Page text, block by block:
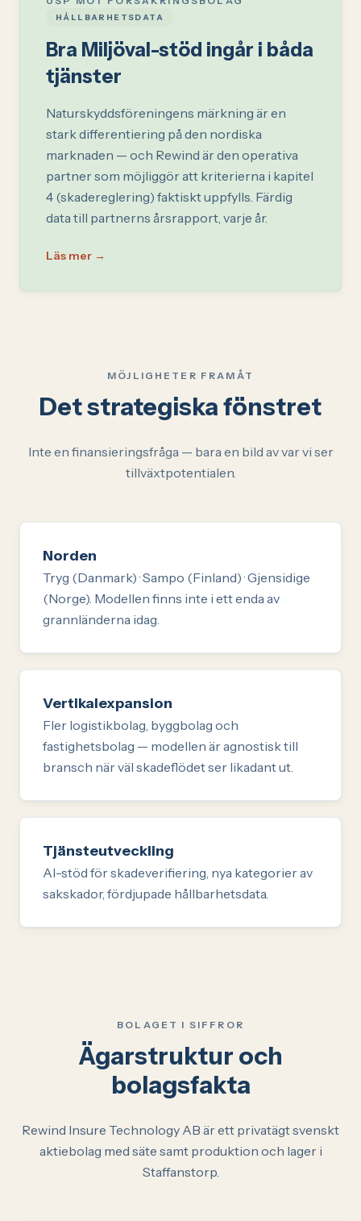
HÅLLBARHETSDATA
Bra Miljöval-stöd ingår i båda
tjänster
Naturskyddsföreningens märkning är en
stark differentiering på den nordiska
marknaden — och Rewind är den operativa
partner som möjliggör att kriterierna i kapitel
4 (skadereglering) faktiskt uppfylls. Färdig
data till partnerns årsrapport, varje år.
Läs mer →
MÖJLIGHETER FRAMÅT
Det strategiska fönstret
Inte en finansieringsfråga — bara en bild av var vi ser
tillväxtpotentialen.
Norden
Tryg (Danmark) · Sampo (Finland) · Gjensidige
(Norge). Modellen finns inte i ett enda av
grannländerna idag.
Vertikalexpansion
Fler logistikbolag, byggbolag och
fastighetsbolag — modellen är agnostisk till
bransch när väl skadeflödet ser likadant ut.
Tjänsteutveckling
AI-stöd för skadeverifiering, nya kategorier av
sakskador, fördjupade hållbarhetsdata.
BOLAGET I SIFFROR
Ägarstruktur och
bolagsfakta
Rewind Insure Technology AB är ett privatägt svenskt
aktiebolag med säte samt produktion och lager i
Staffanstorp.